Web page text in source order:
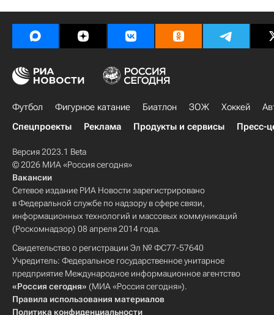
Футбол Фигурное катание Биатлон ЗОЖ Хоккей
Спецпроекты
Реклама Продукты и сервисы Пресс-
Версия 2023.1 Beta
© 2026 МИА «Россия сегодня»
Вакансии
Сетевое издание РИА Новости зарегистрировано
в Федеральной службе по надзору в сфере связи,
информационных технологий и массовых коммуникаций
(Роскомнадзор) 08 апреля 2014 года.
Свидетельство о регистрации Эл № ФС77-57640
Учредитель: Федеральное государственное унитарное
предприятие Международное информационное агентство
«Россия сегодня» (МИА «Россия сегодня»).
Правила использования материалов
Политика конфиденциальности